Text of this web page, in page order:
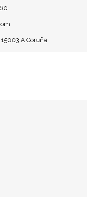
15003 A Coruña